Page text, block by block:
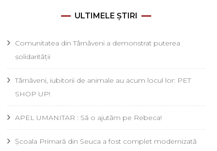
ULTIMELE ȘTIRI
Comunitatea din Târnăveni a demonstrat puterea
solidarității
Târnăveni, iubitorii de animale au acum locul lor: PET
SHOP UP!
APEL UMANITAR : Să o ajutăm pe Rebeca!
Școala Primară din Seuca a fost complet modernizată